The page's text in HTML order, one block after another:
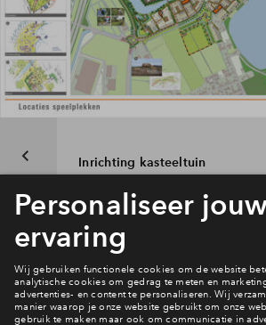
Inrichting kasteeltuin
Interesse? Meld je dan
eventuele projecten